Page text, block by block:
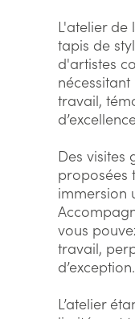
L'atelier de
tapis de
d'artistes
travail,
Des visites
proposées
immersion
vous
travail,
d’exception.
L’atelier